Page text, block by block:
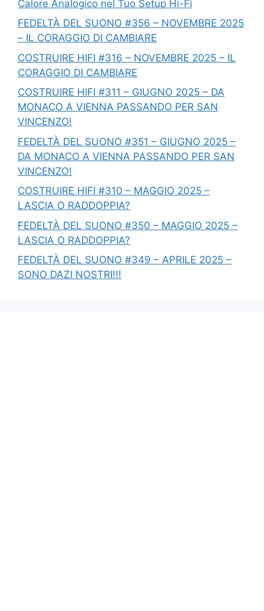
Calore Analogico nel Tuo Setup Hi-Fi
FEDELTÀ DEL SUONO #356 – NOVEMBRE 2025
– IL CORAGGIO DI CAMBIARE
COSTRUIRE HIFI #316 – NOVEMBRE 2025 – IL
CORAGGIO DI CAMBIARE
COSTRUIRE HIFI #311 – GIUGNO 2025 – DA
MONACO A VIENNA PASSANDO PER SAN
VINCENZO!
FEDELTÀ DEL SUONO #351 – GIUGNO 2025 –
DA MONACO A VIENNA PASSANDO PER SAN
VINCENZO!
COSTRUIRE HIFI #310 – MAGGIO 2025 –
LASCIA O RADDOPPIA?
FEDELTÀ DEL SUONO #350 – MAGGIO 2025 –
LASCIA O RADDOPPIA?
FEDELTÀ DEL SUONO #349 – APRILE 2025 –
SONO DAZI NOSTRI!!!